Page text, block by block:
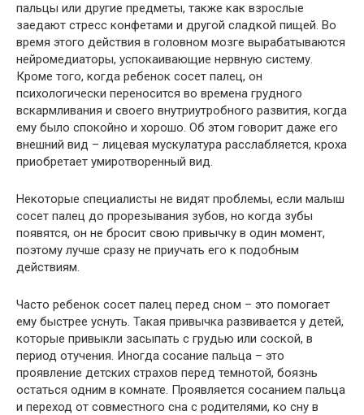
пальцы или другие предметы, также как взрослые
заедают стресс конфетами и другой сладкой пищей. Во
время этого действия в головном мозге вырабатываются
нейромедиаторы, успокаивающие нервную систему.
Кроме того, когда ребенок сосет палец, он
психологически переносится во времена грудного
вскармливания и своего внутриутробного развития, когда
ему было спокойно и хорошо. Об этом говорит даже его
внешний вид – лицевая мускулатура расслабляется, кроха
приобретает умиротворенный вид.
Некоторые специалисты не видят проблемы, если малыш
сосет палец до прорезывания зубов, но когда зубы
появятся, он не бросит свою привычку в один момент,
поэтому лучше сразу не приучать его к подобным
действиям.
Часто ребенок сосет палец перед сном – это помогает
ему быстрее уснуть. Такая привычка развивается у детей,
которые привыкли засыпать с грудью или соской, в
период отучения. Иногда сосание пальца – это
проявление детских страхов перед темнотой, боязнь
остаться одним в комнате. Проявляется сосанием пальца
и переход от совместного сна с родителями, ко сну в